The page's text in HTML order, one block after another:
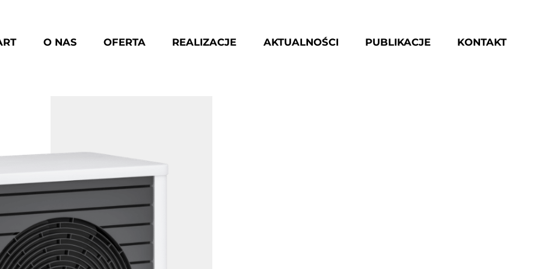
O NAS OFERTA REALIZACJE AKTUALNOŚCI PUBLIKACJE KONTAKT